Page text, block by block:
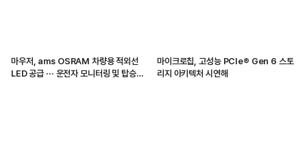
마우저, ams OSRAM 차량용 적외선
LED 공급 ··· 운전자 모니터링 및 탑승자
마이크로칩, 고성능 PCIe® Gen 6 스토
리지 아키텍처 시연해